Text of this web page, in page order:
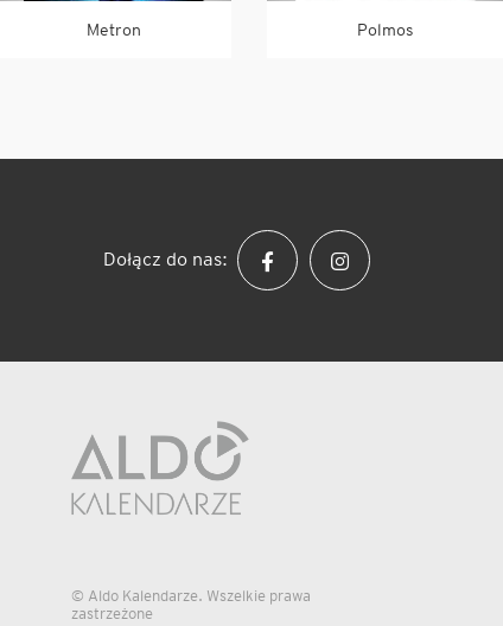
Metron Polmos
Dołącz do nas:
© Aldo Kalendarze. Wszelkie prawa
zastrzeżone